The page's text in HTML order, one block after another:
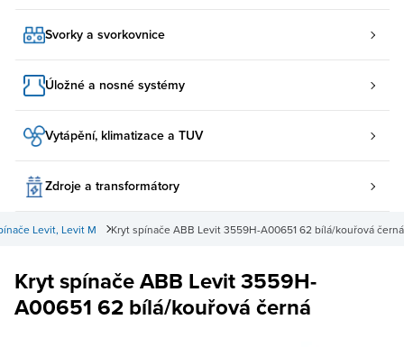
Svorky a svorkovnice
Úložné a nosné systémy
Vytápění, klimatizace a TUV
Zdroje a transformátory
Kryt spínače ABB Levit 3559H-A00651 62 bílá/kouřová černá
Levit, Levit M
Kryt spínače ABB Levit 3559H-
A00651 62 bílá/kouřová černá